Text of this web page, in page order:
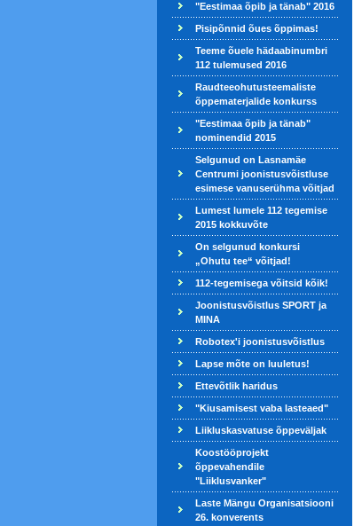
"Eestimaa õpib ja tänab" 2016
Pisipõnnid õues õppimas!
Teeme õuele hädaabinumbri
112 tulemused 2016
Raudteeohutusteemaliste
õppematerjalide konkurss
"Eestimaa õpib ja tänab"
nominendid 2015
Selgunud on Lasnamäe
Centrumi joonistusvõistluse
esimese vanuserühma võitjad
Lumest lumele 112 tegemise
2015 kokkuvõte
On selgunud konkursi
„Ohutu tee“ võitjad!
112-tegemisega võitsid kõik!
Joonistusvõistlus SPORT ja
MINA
Robotex'i joonistusvõistlus
Lapse mõte on luuletus!
Ettevõtlik haridus
"Kiusamisest vaba lasteaed"
Liikluskasvatuse õppeväljak
Koostööprojekt
õppevahendile
"Liiklusvanker"
Laste Mängu Organisatsiooni
26. konverents